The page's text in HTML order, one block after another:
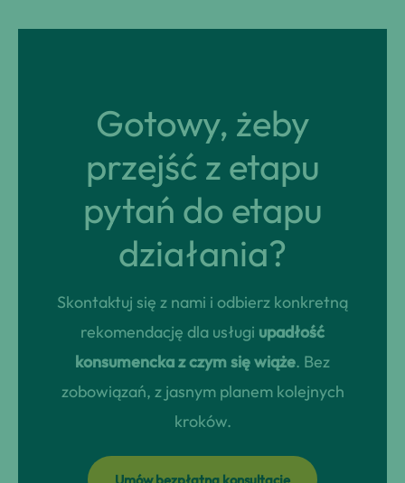
Gotowy, żeby
przejść z etapu
pytań do etapu
działania?
Skontaktuj się z nami i odbierz konkretną
rekomendację dla usługi upadłość
konsumencka z czym się wiąże. Bez
zobowiązań, z jasnym planem kolejnych
kroków.